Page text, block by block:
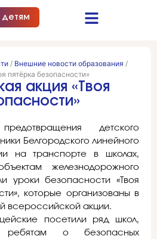
детям
/ Внешние новости образования /
пятёрка безопасности»
акция «Твоя
детского
Белгородского линейного
на транспорте в школах,
железнодорожного
уроки безопасности «Твоя
которые организованы в
всероссийской акции.
посетили ряд школ,
ребятам о безопасных